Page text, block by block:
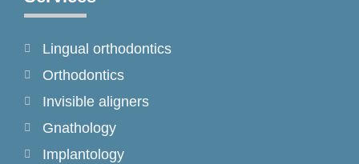
b
o
k
-
f
r
a
m
Lingual orthodontics
Orthodontics
Invisible aligners
Gnathology
Implantology